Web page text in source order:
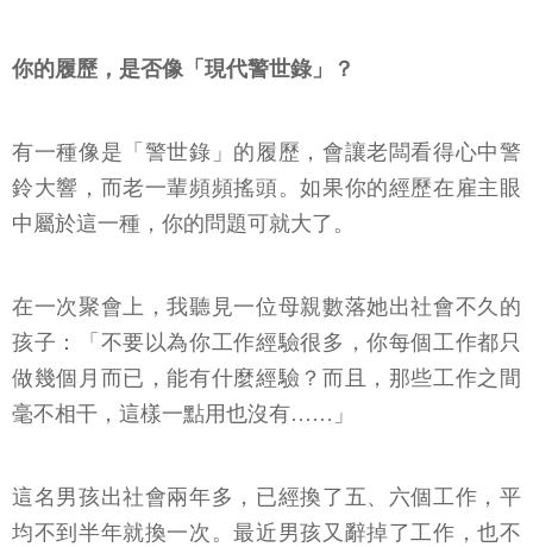
你的履歷，是否像「現代警世錄」？
有一種像是「警世錄」的履歷，會讓老闆看得心中警
鈴大響，而老一輩頻頻搖頭。如果你的經歷在雇主眼
中屬於這一種，你的問題可就大了。
在一次聚會上，我聽見一位母親數落她出社會不久的
孩子：「不要以為你工作經驗很多，你每個工作都只
做幾個月而已，能有什麼經驗？而且，那些工作之間
毫不相干，這樣一點用也沒有……」
這名男孩出社會兩年多，已經換了五、六個工作，平
均不到半年就換一次。最近男孩又辭掉了工作，也不